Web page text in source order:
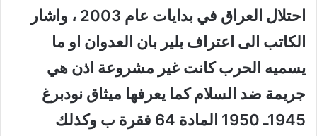
احتلال العراق في بدايات عام 2003 ، واشار
الكاتب الى اعتراف بلير بان العدوان او ما
يسميه الحرب كانت غير مشروعة اذن هي
جريمة ضد السلام كما يعرفها ميثاق نودبرغ
1945ـ 1950 المادة 64 فقرة ب وكذلك